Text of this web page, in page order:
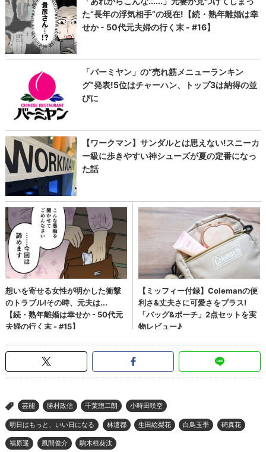
> 芸能 勝村政信 千葉惣二朗 小時田咲空
明日はもっと、いい日になる 林遣都 生田絵梨花 白鳥玉季 碕真花
福原遥 風間俊介 駒木根葵汰